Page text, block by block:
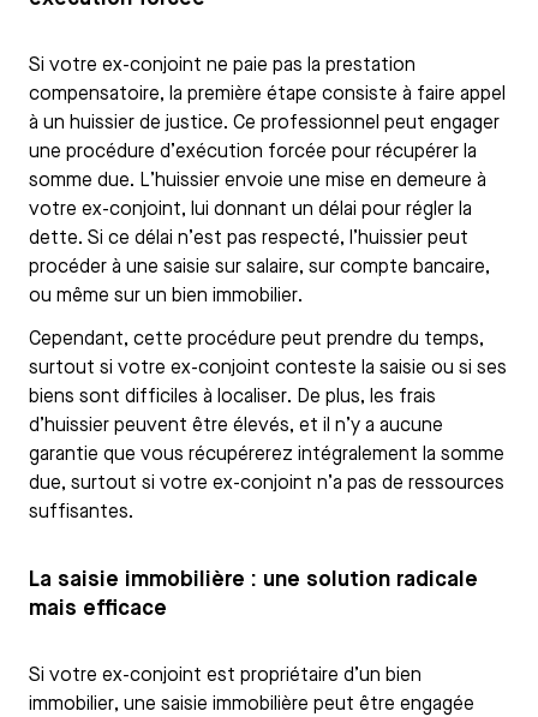
Si votre ex-conjoint ne paie pas la prestation
compensatoire, la première étape consiste à faire appel
à un huissier de justice. Ce professionnel peut engager
une procédure d’exécution forcée pour récupérer la
somme due. L’huissier envoie une mise en demeure à
votre ex-conjoint, lui donnant un délai pour régler la
dette. Si ce délai n’est pas respecté, l’huissier peut
procéder à une saisie sur salaire, sur compte bancaire,
ou même sur un bien immobilier.
Cependant, cette procédure peut prendre du temps,
surtout si votre ex-conjoint conteste la saisie ou si ses
biens sont difficiles à localiser. De plus, les frais
d’huissier peuvent être élevés, et il n’y a aucune
garantie que vous récupérerez intégralement la somme
due, surtout si votre ex-conjoint n’a pas de ressources
suffisantes.
La saisie immobilière : une solution radicale
mais efficace
Si votre ex-conjoint est propriétaire d’un bien
immobilier, une saisie immobilière peut être engagée